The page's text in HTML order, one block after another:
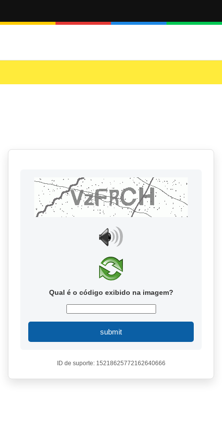
Qual é o código exibido na imagem?
submit
ID de suporte: 15218625772162640666